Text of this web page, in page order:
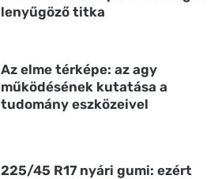
lenyűgöző titka
Az elme térképe: az agy
működésének kutatása a
tudomány eszközeivel
225/45 R17 nyári gumi: ezért